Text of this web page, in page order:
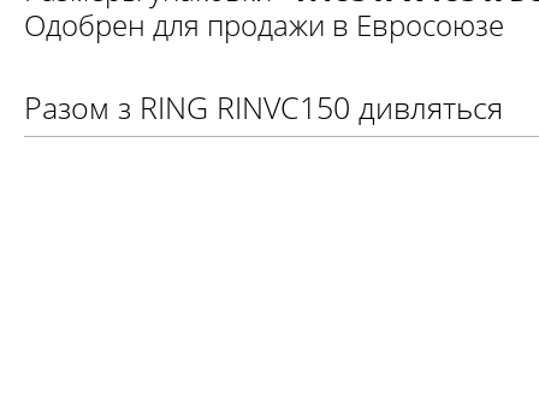
Одобрен для продажи в Евросоюзе
Разом з RING RINVС150 дивляться